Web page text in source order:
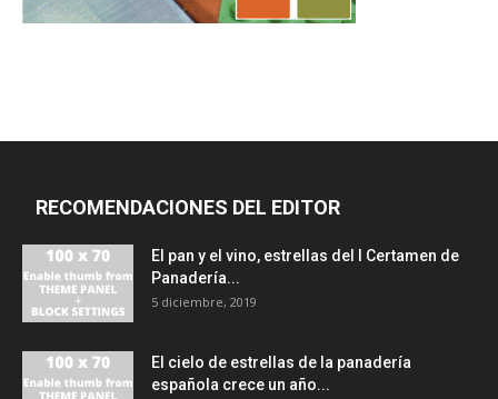
RECOMENDACIONES DEL EDITOR
El pan y el vino, estrellas del I Certamen de
Panadería...
5 diciembre, 2019
El cielo de estrellas de la panadería
española crece un año...